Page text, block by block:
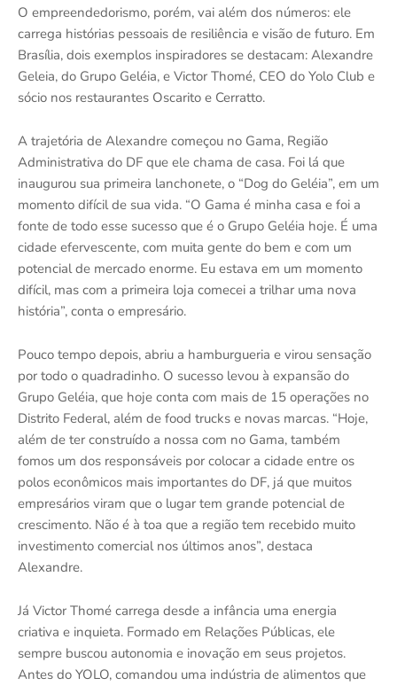
O empreendedorismo, porém, vai além dos números: ele
carrega histórias pessoais de resiliência e visão de futuro. Em
Brasília, dois exemplos inspiradores se destacam: Alexandre
Geleia, do Grupo Geléia, e Victor Thomé, CEO do Yolo Club e
sócio nos restaurantes Oscarito e Cerratto.
A trajetória de Alexandre começou no Gama, Região
Administrativa do DF que ele chama de casa. Foi lá que
inaugurou sua primeira lanchonete, o “Dog do Geléia”, em um
momento difícil de sua vida. “O Gama é minha casa e foi a
fonte de todo esse sucesso que é o Grupo Geléia hoje. É uma
cidade efervescente, com muita gente do bem e com um
potencial de mercado enorme. Eu estava em um momento
difícil, mas com a primeira loja comecei a trilhar uma nova
história”, conta o empresário.
Pouco tempo depois, abriu a hamburgueria e virou sensação
por todo o quadradinho. O sucesso levou à expansão do
Grupo Geléia, que hoje conta com mais de 15 operações no
Distrito Federal, além de food trucks e novas marcas. “Hoje,
além de ter construído a nossa com no Gama, também
fomos um dos responsáveis por colocar a cidade entre os
polos econômicos mais importantes do DF, já que muitos
empresários viram que o lugar tem grande potencial de
crescimento. Não é à toa que a região tem recebido muito
investimento comercial nos últimos anos”, destaca
Alexandre.
Já Victor Thomé carrega desde a infância uma energia
criativa e inquieta. Formado em Relações Públicas, ele
sempre buscou autonomia e inovação em seus projetos.
Antes do YOLO, comandou uma indústria de alimentos que